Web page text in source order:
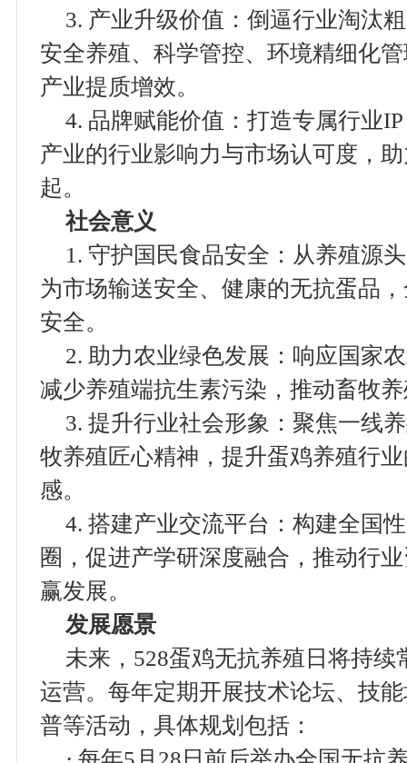
3. 产业升级价值：倒逼行业淘汰
安全养殖、科学管控、环境精细化
产业提质增效。
4. 品牌赋能价值：打造专属行业
产业的行业影响力与市场认可度，
起。
社会意义
1. 守护国民食品安全：从养殖源
为市场输送安全、健康的无抗蛋品
安全。
2. 助力农业绿色发展：响应国家
减少养殖端抗生素污染，推动畜牧
3. 提升行业社会形象：聚焦一线
牧养殖匠心精神，提升蛋鸡养殖行
感。
4. 搭建产业交流平台：构建全国
圈，促进产学研深度融合，推动行
赢发展。
发展愿景
未来，528蛋鸡无抗养殖日将持
运营。每年定期开展技术论坛、技
普等活动，具体规划包括：